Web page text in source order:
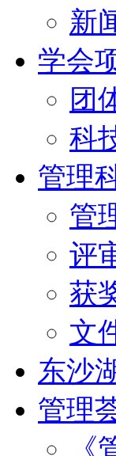
新
学会
团
科
管理
管
评
获
文
东沙
管理
《